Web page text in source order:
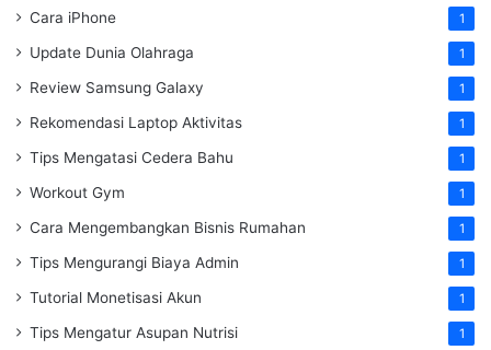
Cara iPhone 1
Update Dunia Olahraga 1
Review Samsung Galaxy 1
Rekomendasi Laptop Aktivitas 1
Tips Mengatasi Cedera Bahu 1
Workout Gym 1
Cara Mengembangkan Bisnis Rumahan 1
Tips Mengurangi Biaya Admin 1
Tutorial Monetisasi Akun 1
Tips Mengatur Asupan Nutrisi 1